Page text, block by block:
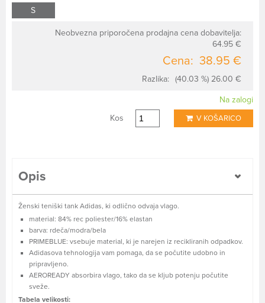
S
Neobvezna priporočena prodajna cena dobavitelja:
64.95 €
Cena: 38.95 €
Razlika: (40.03 %) 26.00 €
Na zalogi
Kos
V KOŠARICO
Opis
Ženski teniški tank Adidas, ki odlično odvaja vlago.
material: 84% rec poliester/16% elastan
barva: rdeča/modra/bela
PRIMEBLUE: vsebuje material, ki je narejen iz recikliranih odpadkov.
Adidasova tehnologija vam pomaga, da se počutite udobno in
pripravljeno.
AEROREADY absorbira vlago, tako da se kljub potenju počutite
sveže.
Tabela velikosti: